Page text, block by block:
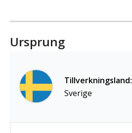
Ursprung
Tillverkningsland:
Sverige